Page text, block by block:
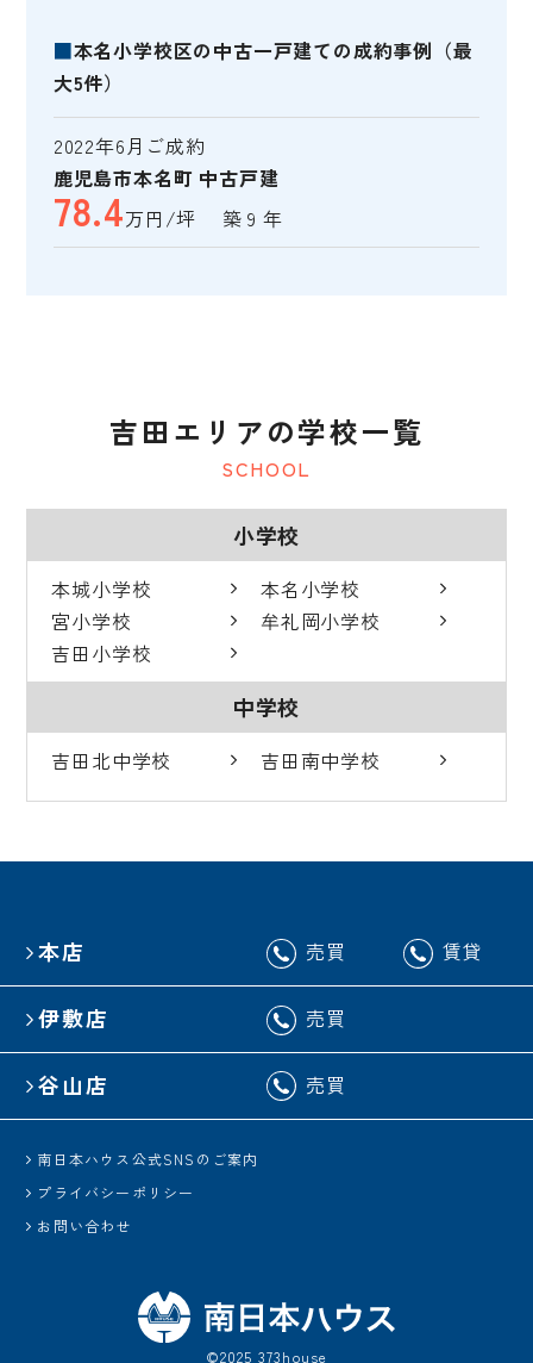
■本名小学校区の中古一戸建ての成約事例（最
大5件）
2022年6月ご成約
鹿児島市本名町 中古戸建
78.4万円/坪 築 9 年
SCHOOL
吉田エリアの学校一覧
小学校
本城小学校
本名小学校
宮小学校
牟礼岡小学校
吉田小学校
中学校
吉田北中学校 吉田南中学校
本店 売買 賃貸
伊敷店 売買
谷山店 売買
南日本ハウス公式SNSのご案内
プライバシーポリシー
お問い合わせ
©2025 373house